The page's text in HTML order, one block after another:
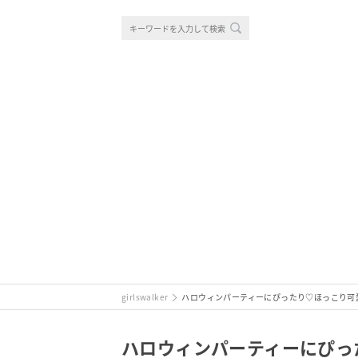
girlswalker ハロウィンパーティーにぴったり♡ほっこり
ハロウィンパーティーにぴ